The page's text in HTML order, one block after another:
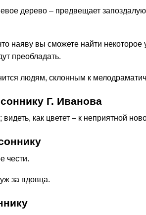
дерево – предвещает запоздалую
наяву вы сможете найти некоторое
преобладать.
людям, склонным к
Г. Иванова
как цветет – к неприятной
чести.
за вдовца.